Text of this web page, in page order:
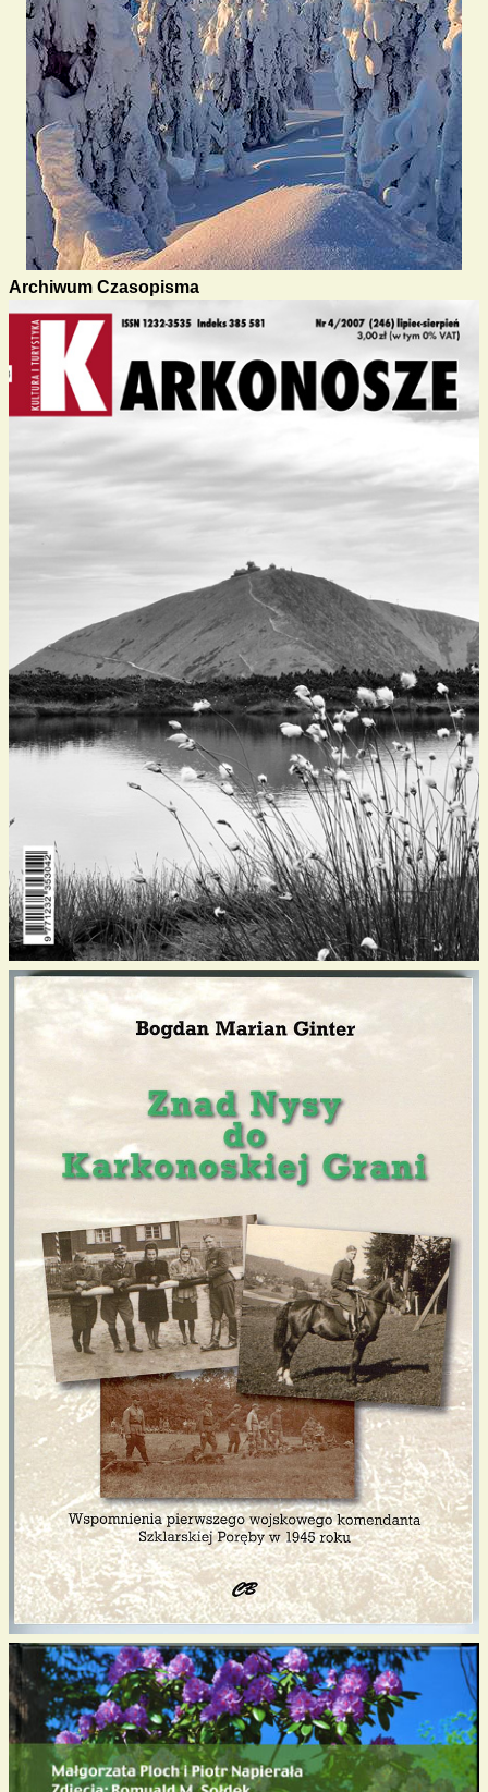
Archiwum Czasopisma